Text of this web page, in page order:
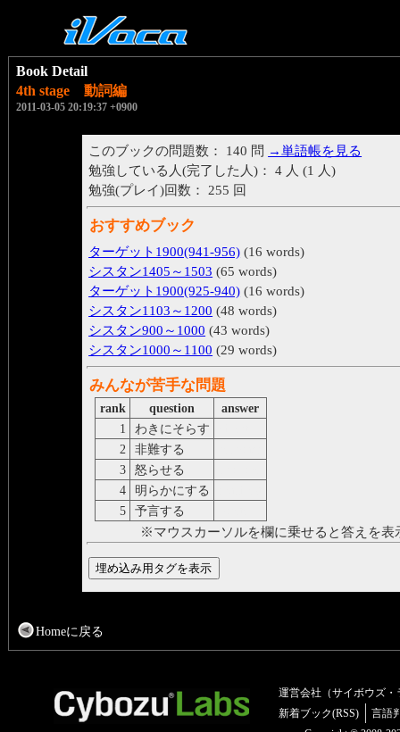
Book Detail
4th stage 動詞編
2011-03-05 20:19:37 +0900
このブックの問題数： 140 問 →単語帳を見る
勉強している人(完了した人)： 4 人 (1 人)
勉強(プレイ)回数： 255 回
おすすめブック
ターゲット1900(941-956) (16 words)
シスタン1405～1503 (65 words)
ターゲット1900(925-940) (16 words)
シスタン1103～1200 (48 words)
シスタン900～1000 (43 words)
シスタン1000～1100 (29 words)
みんなが苦手な問題
rank question
answer
1
わきにそらす
2
非難する
3
怒らせる
4
明らかにする
5
予言する
※マウスカーソルを欄に乗せると答えを表
Homeに戻る
運営会社（サイボウズ・
新着ブック(RSS)
言語